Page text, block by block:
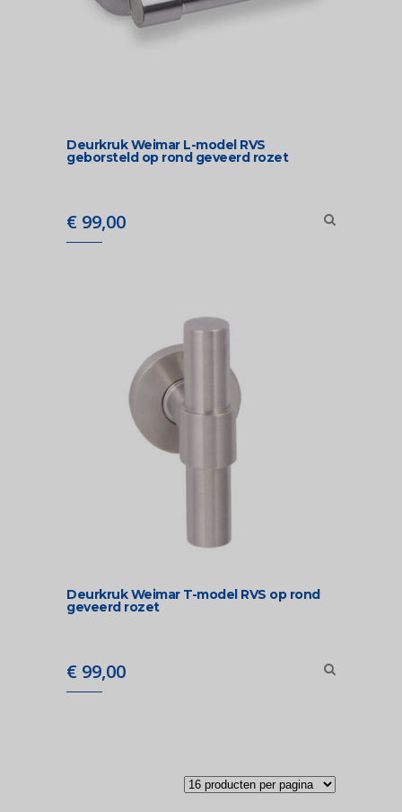
Deurkruk Weimar L-model RVS
geborsteld op rond geveerd rozet
€ 99,00
Deurkruk Weimar T-model RVS op rond
geveerd rozet
€ 99,00